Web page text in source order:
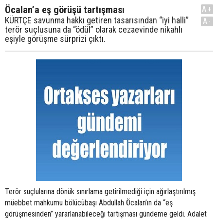
Öcalan’a eş görüşü tartışması
KÜRTÇE savunma hakkı getiren tasarısından “iyi halli”
terör suçlusuna da “ödül” olarak cezaevinde nikahlı
eşiyle görüşme sürprizi çıktı.
A+
A-
Terör suçlularına dönük sınırlama getirilmediği için ağırlaştırılmış
müebbet mahkumu bölücübaşı Abdullah Öcalan’ın da “eş
görüşmesinden” yararlanabileceği tartışması gündeme geldi. Adalet